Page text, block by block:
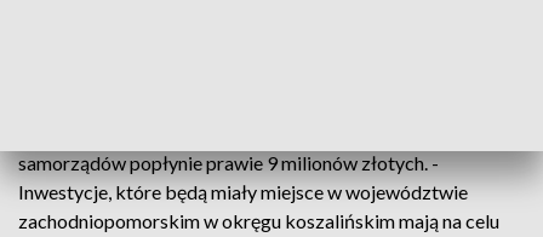
samorządów popłynie prawie 9 milionów złotych. -
Inwestycje, które będą miały miejsce w województwie
zachodniopomorskim w okręgu koszalińskim mają na celu